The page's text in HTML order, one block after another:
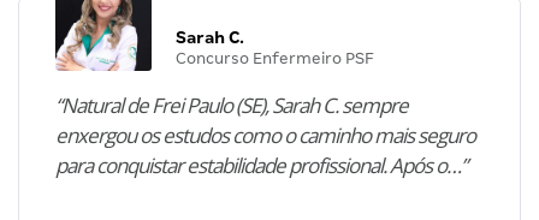
Sarah C.
Concurso Enfermeiro PSF
“Natural de Frei Paulo (SE), Sarah C. sempre
enxergou os estudos como o caminho mais seguro
para conquistar estabilidade profissional. Após o…”